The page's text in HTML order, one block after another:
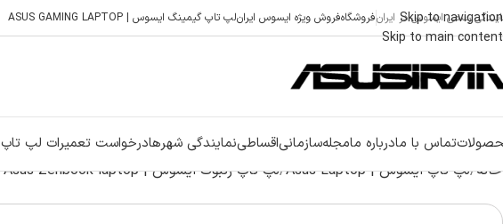
Skip to navigation
Skip to main content
رسمی ایسوس در ایرانفروشگاهفروش ویژه ایسوس ایرانلپ تاپ گیمینگ ایسوس | ASUS GAMING LAPTOP
تماس با مادرباره مامجلهسازمانیاقساطینمایندگی شهرهادرخواست تعمیرات لپ تاپ
خانه لپ تاپ ایسوس | Asus Laptop لپ تاپ زنبوک ایسوس | Asus Zenbook laptop